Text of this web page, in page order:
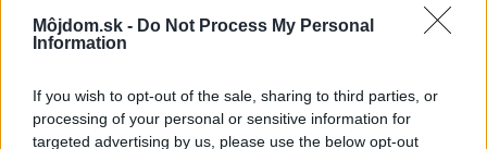
Môjdom.sk - Do Not Process My Personal
Information
If you wish to opt-out of the sale, sharing to third parties, or
processing of your personal or sensitive information for
targeted advertising by us, please use the below opt-out
aj univerzálne vybavenie a farebnosť stien i podlahy,
vďaka ktorým možno izbu kedykoľvek obmeniť podľa
dobré a originálne riešenie, ako možno nevyužitý priestor
povýšiť na čosi viac.